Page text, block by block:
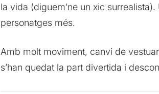
la vida (diguem’ne un xic
personatges més.
Amb molt moviment, canvi de
s’han quedat la part divertida i